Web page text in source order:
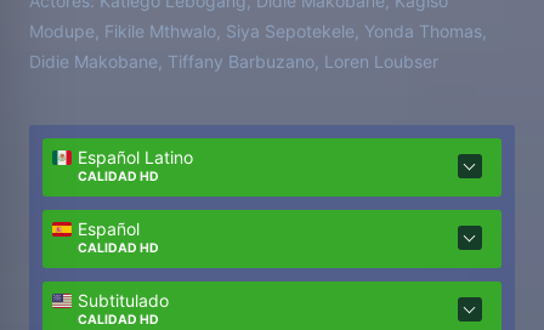
Modupe, Fikile Mthwalo, Siya Sepotekele, Yonda Thomas,
Didie Makobane, Tiffany Barbuzano, Loren Loubser
Español Latino
CALIDAD HD
Español
CALIDAD HD
Subtitulado
CALIDAD HD